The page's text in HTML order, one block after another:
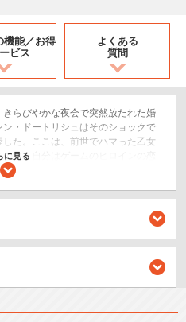
機能／お得
ビス
よくある
質問
きらびやかな夜会で突然放たれた婚
・ドートリシュはそのショックで
た。ここは、前世でハマった乙女
中。自分はゲームのヒロインの恋
であることを！そう考えたアイリ
ンの旅が始まる――。
に見る